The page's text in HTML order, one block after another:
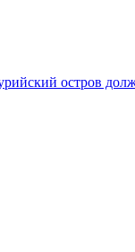
остров